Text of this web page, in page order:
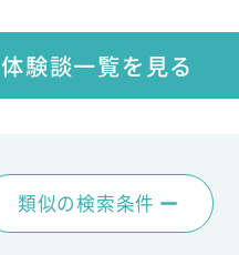
体験談一覧を見る
類似の検索条件